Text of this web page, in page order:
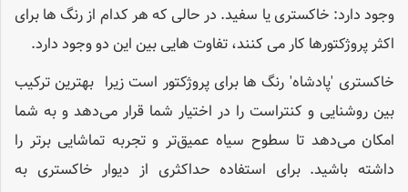
وجود دارد: خاکستری یا سفید. در حالی که هر کدام از رنگ ها برای
اکثر پروژکتورها کار می کنند، تفاوت هایی بین این دو وجود دارد.
خاکستری 'پادشاه' رنگ ها برای پروژکتور است زیرا بهترین ترکیب
بین روشنایی و کنتراست را در اختیار شما قرار می‌دهد و به شما
امکان می‌دهد تا سطوح سیاه عمیق‌تر و تجربه تماشایی برتر را
داشته باشید. برای استفاده حداکثری از دیوار خاکستری به